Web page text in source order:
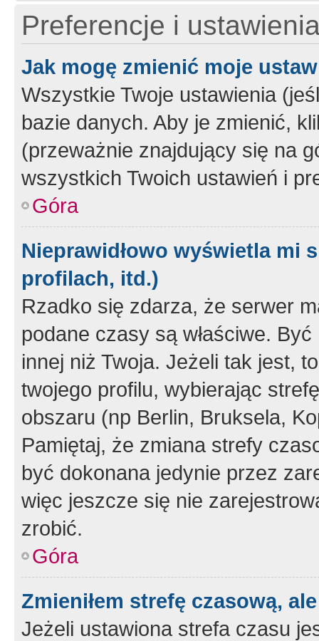
Preferencje i
Jak mogę zmienić moje
Wszystkie Twoje ustawienia
bazie danych. Aby je zmienić,
(przeważnie znajdujący się na
wszystkich Twoich ustawień i
Góra
Nieprawidłowo wyświetla mi
profilach, itd.)
Rzadko się zdarza, że serwer
podane czasy są właściwe.
innej niż Twoja. Jeżeli tak jest,
twojego profilu, wybierając
obszaru (np Berlin, Bruksela,
Pamiętaj, że zmiana strefy
być dokonana jedynie przez
więc jeszcze się nie
zrobić.
Góra
Zmieniłem strefę czasową,
Jeżeli ustawiona strefa czasu